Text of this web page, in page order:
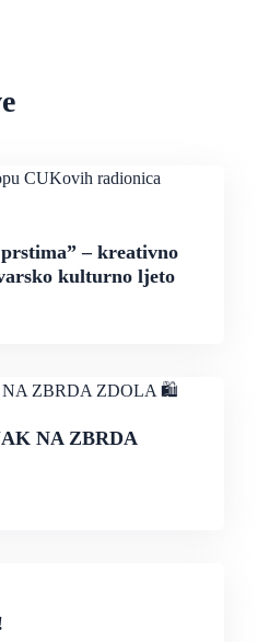
– kreativno
kulturno ljeto
NA ZBRDA